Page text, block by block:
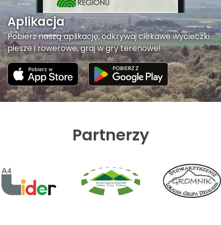
Aplikacja
Pobierz naszą aplikację, odkrywaj ciekawe wycieczki
piesze i rowerowe, graj w gry terenowe!
Partnerzy